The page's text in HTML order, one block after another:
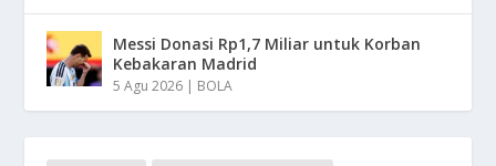
Messi Donasi Rp1,7 Miliar untuk Korban
Kebakaran Madrid
5 Agu 2026 | BOLA